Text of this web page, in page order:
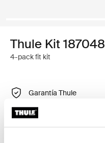
Thule Kit 187048
4-pack fit kit
Garantía Thule
Encontrar en tienda